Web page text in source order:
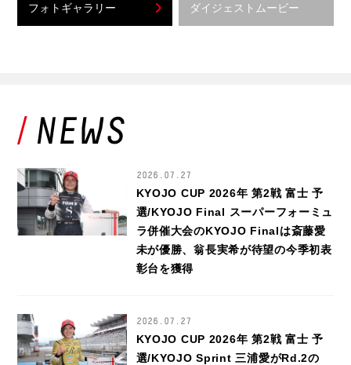
フォトギャラリー ダイジェストムービー
KYOJO CUP 2026年 第2戦 富士 予
選/KYOJO Final スーパーフォーミュ
ラ併催大会のKYOJO Finalは斎藤愛
未が優勝、翁長実希が待望の今季初表
彰台を獲得
2026.07.27
KYOJO CUP 2026年 第2戦 富士 予
選/KYOJO Sprint 三浦愛がRd.2の
2026.07.27